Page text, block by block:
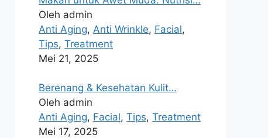
Oleh admin
Anti Aging, Anti Wrinkle, Facial,
Tips, Treatment
Mei 21, 2025
Berenang & Kesehatan Kulit…
Oleh admin
Anti Aging, Facial, Tips, Treatment
Mei 17, 2025